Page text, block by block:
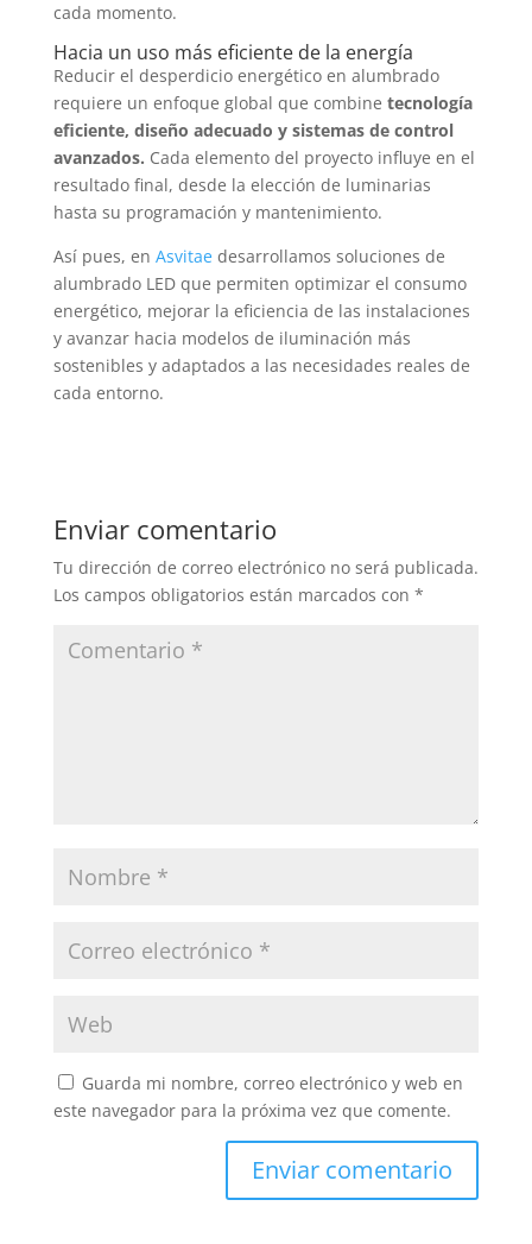
cada momento.
Hacia un uso más eficiente de la energía
Reducir el desperdicio energético en alumbrado
requiere un enfoque global que combine tecnología
eficiente, diseño adecuado y sistemas de control
avanzados. Cada elemento del proyecto influye en el
resultado final, desde la elección de luminarias
hasta su programación y mantenimiento.
Así pues, en Asvitaedesarrollamos soluciones de
alumbrado LED que permiten optimizar el consumo
energético, mejorar la eficiencia de las instalaciones
y avanzar hacia modelos de iluminación más
sostenibles y adaptados a las necesidades reales de
cada entorno.
Enviar comentario
Tu dirección de correo electrónico no será publicada.
Los campos obligatorios están marcados con *
Guarda mi nombre, correo electrónico y web en
este navegador para la próxima vez que comente.